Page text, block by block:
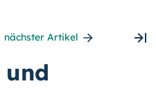
nächster Artikel
und